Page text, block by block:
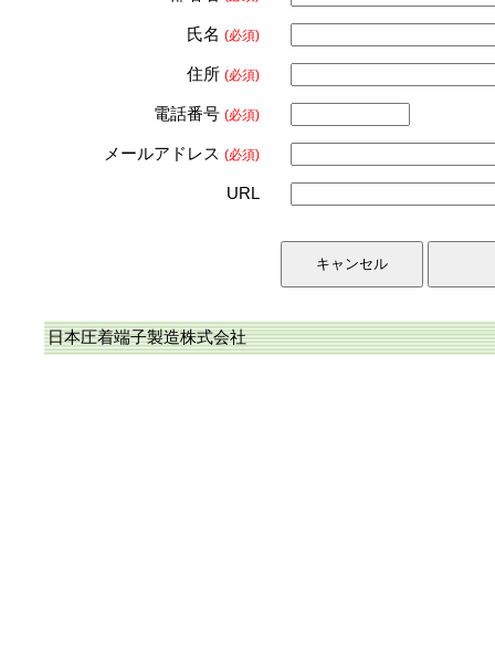
氏名 (必須)
住所 (必須)
電話番号 (必須)
メールアドレス (必須)
URL
日本圧着端子製造株式会社